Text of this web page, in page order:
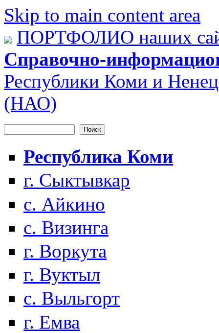
Skip to main content area
ПОРТФОЛИО наших
Справочно-
Республики Коми и
(НАО)
Форма поиска
Республика Коми
г. Сыктывкар
с. Айкино
с. Визинга
г. Воркута
г. Вуктыл
с. Выльгорт
г. Емва